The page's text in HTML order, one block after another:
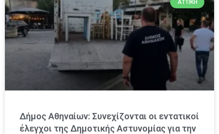
ΑΤΤΙΚΉ
Δήμος Αθηναίων: Συνεχίζονται οι εντατικοί
έλεγχοι της Δημοτικής Αστυνομίας για την